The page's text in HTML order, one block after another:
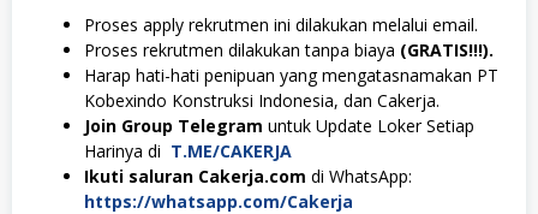
Proses apply rekrutmen ini dilakukan melalui email.
Proses rekrutmen dilakukan tanpa biaya (GRATIS!!!).
Harap hati-hati penipuan yang mengatasnamakan PT
Kobexindo Konstruksi Indonesia, dan Cakerja.
Join Group Telegram untuk Update Loker Setiap
Harinya di T.ME/CAKERJA
Ikuti saluran Cakerja.com di WhatsApp:
https://whatsapp.com/Cakerja